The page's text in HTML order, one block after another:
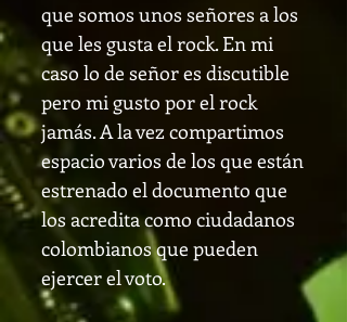
que somos unos señores a los
que les gusta el rock. En mi
caso lo de señor es discutible
pero mi gusto por el rock
jamás. A la vez compartimos
espacio varios de los que están
estrenado el documento que
los acredita como ciudadanos
colombianos que pueden
ejercer el voto.